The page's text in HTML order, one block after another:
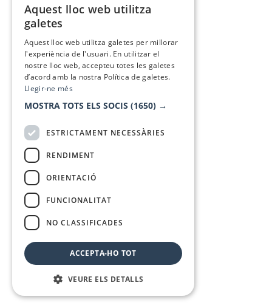
Aquest lloc web utilitza
galetes
Aquest lloc web utilitza galetes per millorar
l'experiència de l'usuari. En utilitzar el
nostre lloc web, accepteu totes les galetes
d’acord amb la nostra Política de galetes.
Llegir-ne més
MOSTRA TOTS ELS SOCIS (1650) →
ESTRICTAMENT NECESSÀRIES
RENDIMENT
ORIENTACIÓ
FUNCIONALITAT
NO CLASSIFICADES
ACCEPTA-HO TOT
VEURE ELS DETALLS